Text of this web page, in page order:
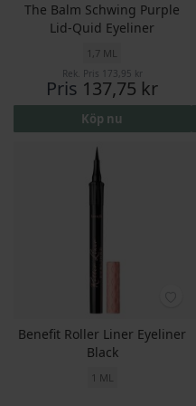
The Balm Schwing Purple
Lid-Quid Eyeliner
1,7 ML
Rek. Pris 173,95 kr
Pris 137,75 kr
Köp nu
Benefit Roller Liner Eyeliner
Black
1 ML